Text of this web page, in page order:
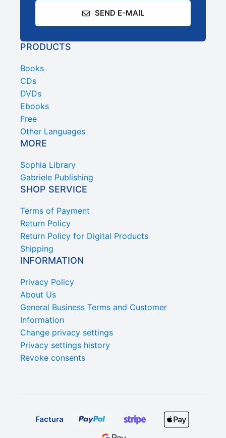
SEND E-MAIL
PRODUCTS
Books
CDs
DVDs
Ebooks
Free
Other Languages
MORE
Sophia Library
Gabriele Publishing
SHOP SERVICE
Terms of Payment
Return Policy
Return Policy for Digital Products
Shipping
INFORMATION
Privacy Policy
About Us
General Business Terms and Customer
Information
Change privacy settings
Privacy settings history
Revoke consents